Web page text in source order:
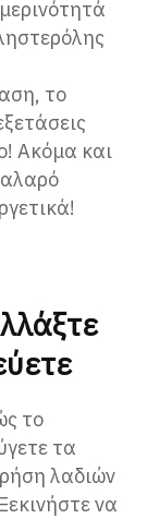
το
Ακόμα και
το
τα
λαδιών
να